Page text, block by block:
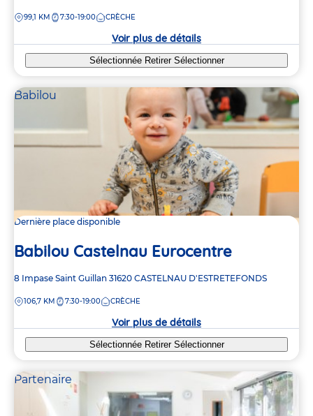
la
DISTANCE
99,1 KM 7:30-19:00 CRÈCHE
Voir plus de détails
Sélectionnée Retirer Sélectionner
Babilou
Dernière place disponible
Babilou Castelnau Eurocentre
Adresse
la
8 Impase Saint Guillan 31620 CASTELNAU D'ESTRETEFONDS
DISTANCE
106,7 KM 7:30-19:00 CRÈCHE
Voir plus de détails
Sélectionnée Retirer Sélectionner
Partenaire